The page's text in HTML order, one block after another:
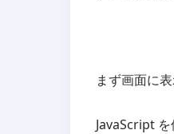
まず画面に
JavaScript